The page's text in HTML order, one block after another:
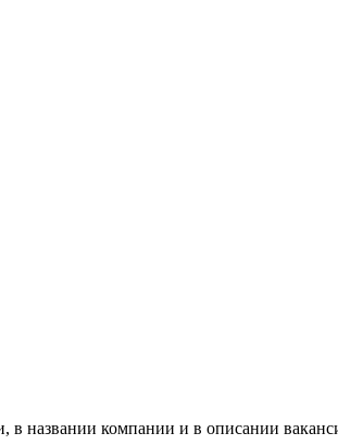
в названии компании и в описании